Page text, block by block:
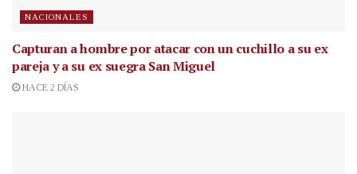
NACIONALES
Capturan a hombre por atacar con un cuchillo a su ex
pareja y a su ex suegra San Miguel
HACE 2 DÍAS